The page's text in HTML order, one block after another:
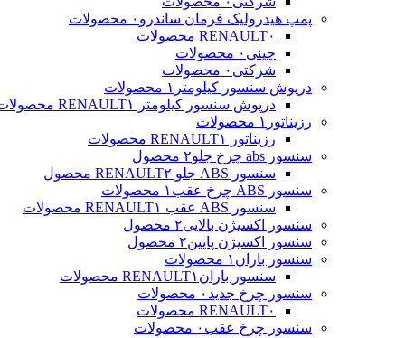
پمپ هیدرولیک فرمان ساندرو ۰ محصولات
RENAULT۰ محصولات
چینی ۰ محصولات
شرکتی ۰ محصولات
درپوش سنسور کیلومتر ۱ محصولات
درپوش سنسور کیلومتر RENAULT
۱ محصولات
رزیناتور ۱ محصولات
رزیناتور RENAULT
۱ محصولات
سنسور abs چرخ جلو
۲ محصول
سنسور ABS جلو RENAULT
۲ محصول
سنسور ABS چرخ عقب
۱ محصولات
سنسور ABS عقب RENAULT
۱ محصولات
سنسور اکسیژن بالایی۲ محصول
سنسور اکسیژن پایین۲ محصول
سنسور باران ۱ محصولات
سنسور بارانRENAULT ۱ محصولات
سنسور چرخ جدید ۰ محصولات
RENAULT۰ محصولات
سنسور چرخ عقب ۰ محصولات